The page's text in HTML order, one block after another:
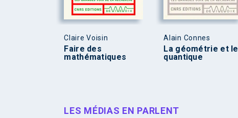
Claire Voisin
Faire des
mathématiques
Alain Connes
La géométrie et le
quantique
LES MÉDIAS EN PARLENT